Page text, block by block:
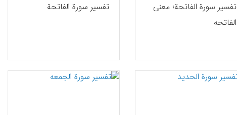
تفسیر سورة الفاتحة؛ معنی
الفاتحه
تفسیر سورة الفاتحة